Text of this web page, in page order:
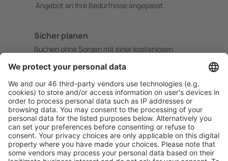
Angebot an Ihre Bedürfnisse angepasst.
Sicher planen
Buchen ohne Sorgen mit einer kostenlosen
Mehr sparen
Attraktive Preise und Spezialangebote für eingeloggte
Benutzer.
Unterkünfte, die Sie mögen
Wählen Sie aus über 1,3 Millionen Unterkünften: Hotels,
Hütten, Apartments und andere.